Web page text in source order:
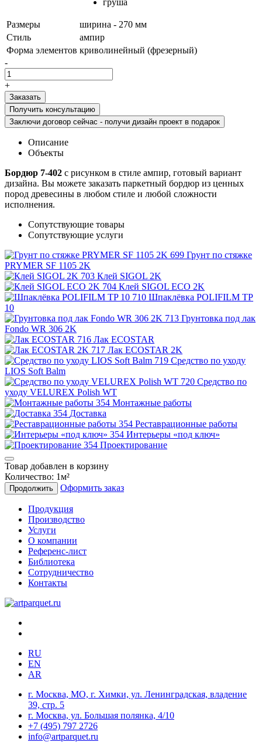
Размеры
ширина - 270 мм
Стиль
ампир
Форма элементов криволинейный (фрезерный)
-
+
Получить консультацию
Заключи договор сейчас - получи дизайн проект в подарок
Описание
Объекты
Бордюр 7-402 с рисунком в стиле ампир, готовый вариант
дизайна. Вы можете заказать паркетный бордюр из ценных
пород древесины в любом стиле и любой сложности
исполнения.
Сопутствующие товары
Сопутствующие услуги
Грунт по стяжке
PRYMER SF 1105 2K
Клей SIGOL 2K
Клей SIGOL ECO 2K
Шпаклёвка POLIFILM TP
10
Грунтовка под лак
Fondo WR 306 2K
Лак ECOSTAR
Лак ECOSTAR 2K
Средство по уходу
LIOS Soft Balm
Средство по
уходу VELUREX Polish WT
Монтажные работы
Доставка
Реставрационные работы
Интерьеры «под ключ»
Проектирование
Товар добавлен в корзину
Количество: 1м²
Продолжить Оформить заказ
Продукция
Производство
Услуги
О компании
Референс-лист
Библиотека
Сотрудничество
Контакты
RU
EN
AR
г. Москва, МО, г. Химки, ул. Ленинградская, владение
39, стр. 5
г. Москва, ул. Большая полянка, 4/10
+7 (495) 797 2726
info@artparquet.ru